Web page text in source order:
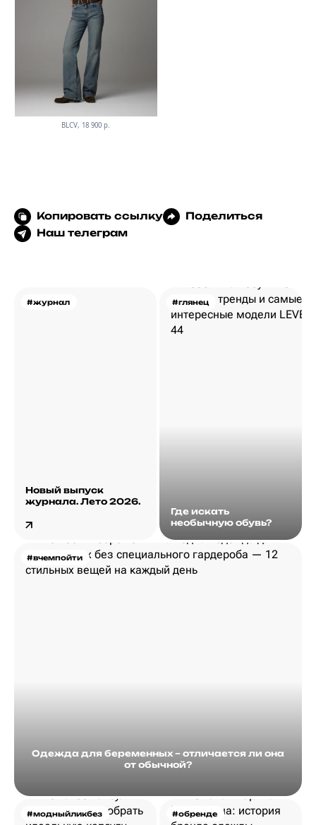
BLCV, 18 900 р.
Копировать ссылку
Поделиться
Наш телеграм
#журнал
Новый выпуск
журнала. Лето 2026.
#глянец
Где искать
необычную обувь?
#вчемпойти
Одежда для беременных – отличается ли она
от обычной?
#модныйликбез #обренде